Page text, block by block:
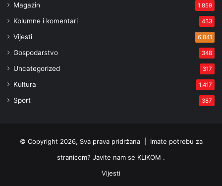
Magazin 1.859
Kolumne i komentari 433
Vijesti 6.841
Gospodarstvo 348
Uncategorized 317
Kultura 1.417
Sport 387
© Copyright 2026, Sva prava pridržana | Imate potrebu za
stranicom? Javite nam se KLIKOM .
Vijesti